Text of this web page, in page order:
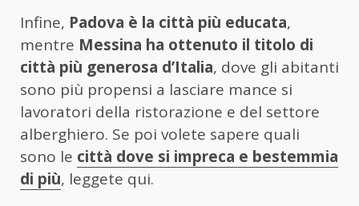
Infine, Padova è la città più educata,
mentre Messina ha ottenuto il titolo di
città più generosa d’Italia, dove gli abitanti
sono più propensi a lasciare mance si
lavoratori della ristorazione e del settore
alberghiero. Se poi volete sapere quali
sono le città dove si impreca e bestemmia
di più, leggete qui.